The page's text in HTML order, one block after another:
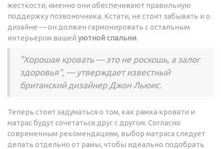
жесткости, именно они обеспечивают правильную
поддержку позвоночника. Кстати, не стоит забывать и о
дизайне — он должен гармонировать с остальным
интерьером вашей уютной спальни.
"Хорошая кровать — это не роскошь, а залог
здоровья", — утверждает известный
британский дизайнер Джон Льюис.
Теперь стоит задуматься о том, как рамка кровати и
матрас будут сочетаться друг с другом. Согласно
современным рекомендациям, выбор матраса следует
делать отдельно от рамы, чтобы идеально подобрать